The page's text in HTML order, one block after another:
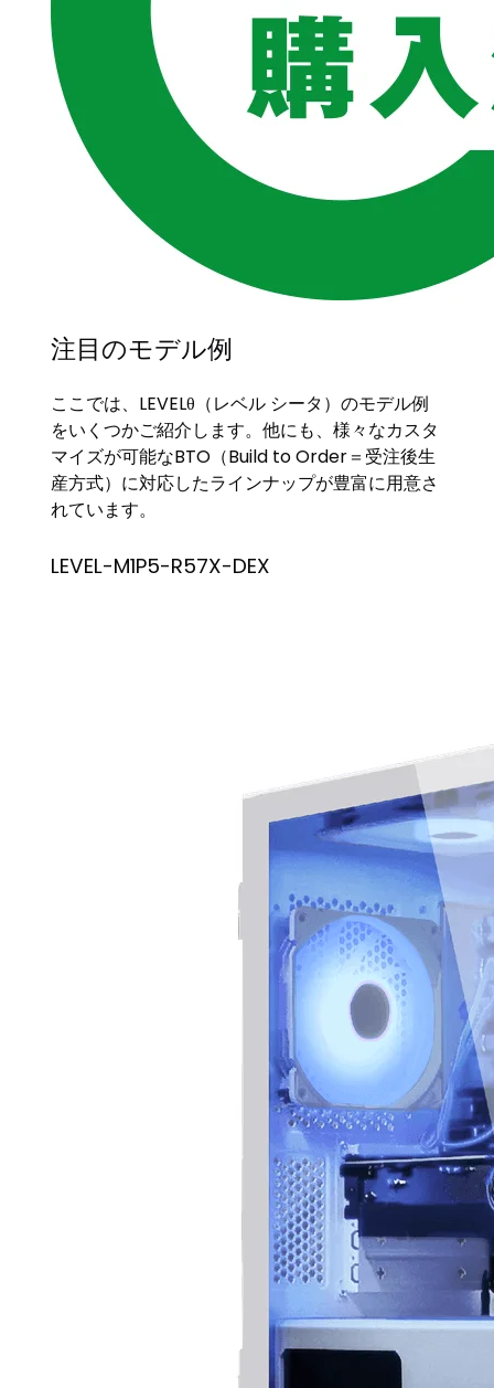
注目のモデル例
ここでは、LEVELθ（レベル シータ）のモデル例
をいくつかご紹介します。他にも、様々なカスタ
マイズが可能なBTO（Build to Order＝受注後生
産方式）に対応したラインナップが豊富に用意さ
れています。
LEVEL-M1P5-R57X-DEX